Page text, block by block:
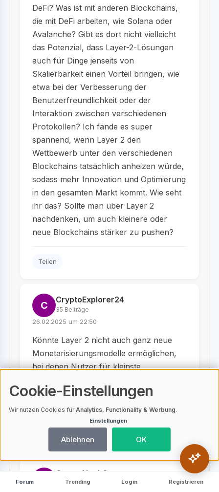
DeFi? Was ist mit anderen Blockchains,
die mit DeFi arbeiten, wie Solana oder
Avalanche? Gibt es dort nicht vielleicht
das Potenzial, dass Layer-2-Lösungen
auch für Dinge jenseits von
Skalierbarkeit einen Vorteil bringen, wie
etwa bei der Verbesserung der
Benutzerfreundlichkeit oder der
Interaktion zwischen verschiedenen
Protokollen? Ich fände es super
spannend, wenn Layer 2 den
Wettbewerb unter den verschiedenen
Blockchains tatsächlich anheizen würde,
sodass mehr Innovation und Optimierung
in den gesamten Markt kommt. Wie seht
ihr das? Sollte man über Layer 2
nachdenken, um auch kleinere oder
neue Blockchains stärker zu pushen?
Teilen
C CryptoExplorer24
35 Beiträge
26.02.2025 um 22:50
Könnte Layer 2 nicht auch ganz neue
Monetarisierungsmodelle ermöglichen,
bei denen Nutzer für kleinste
Datenbereitstellung belohnt werden? Das
wäre doch revolutionär!
CryptoNoob2
34 Beiträge
Forum Trending Login Registrieren
Cookie-Einstellungen
Wir nutzen Cookies fürAnalytics, Functionality & Werbung.
Einstellungen
Ablehnen OK